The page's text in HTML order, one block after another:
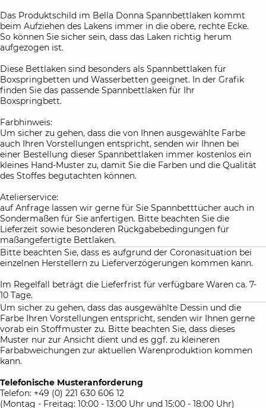
Das Produktschild im Bella Donna Spannbettlaken kommt
beim Aufziehen des Lakens immer in die obere, rechte Ecke.
So können Sie sicher sein, dass das Laken richtig herum
aufgezogen ist.
Diese Bettlaken sind besonders als Spannbettlaken für
Boxspringbetten und Wasserbetten geeignet. In der Grafik
finden Sie das passende Spannbettlaken für Ihr
Boxspringbett.
Farbhinweis:
Um sicher zu gehen, dass die von Ihnen ausgewählte Farbe
auch Ihren Vorstellungen entspricht, senden wir Ihnen bei
einer Bestellung dieser Spannbettlaken immer kostenlos ein
kleines Hand-Muster zu, damit Sie die Farben und die Qualität
des Stoffes begutachten können.
Atelierservice:
auf Anfrage lassen wir gerne für Sie Spannbetttücher auch in
Sondermaßen für Sie anfertigen. Bitte beachten Sie die
Lieferzeit sowie besonderen Rückgabebedingungen für
maßangefertigte Bettlaken.
Bitte beachten Sie, dass es aufgrund der Coronasituation bei
einzelnen Herstellern zu Lieferverzögerungen kommen kann.
Im Regelfall beträgt die Lieferfrist für verfügbare Waren ca. 7-
10 Tage.
Um sicher zu gehen, dass das ausgewählte Dessin und die
Farbe Ihren Vorstellungen entspricht, senden wir Ihnen gerne
vorab ein Stoffmuster zu. Bitte beachten Sie, dass dieses
Muster nur zur Ansicht dient und es ggf. zu kleineren
Farbabweichungen zur aktuellen Warenproduktion kommen
kann.
Telefonische Musteranforderung
Telefon: +49 (0) 221 630 606 12
(Montag - Freitag: 10:00 - 13:00 Uhr und 15:00 - 18:00 Uhr)